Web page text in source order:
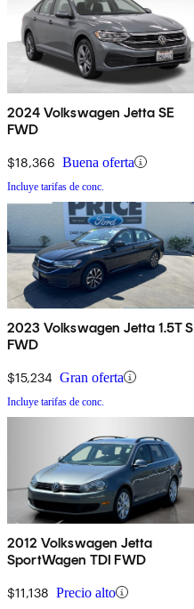
2024 Volkswagen Jetta SE
FWD
$18,366 Buena oferta
Incluye tarifas de conc.
2023 Volkswagen Jetta 1.5T S
FWD
$15,234 Gran oferta
Incluye tarifas de conc.
2012 Volkswagen Jetta
SportWagen TDI FWD
$11,138 Precio alto